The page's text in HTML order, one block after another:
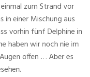
zum Strand vor
in einer Mischung aus
vorhin fünf Delphine in
haben wir noch nie im
offen … Aber es